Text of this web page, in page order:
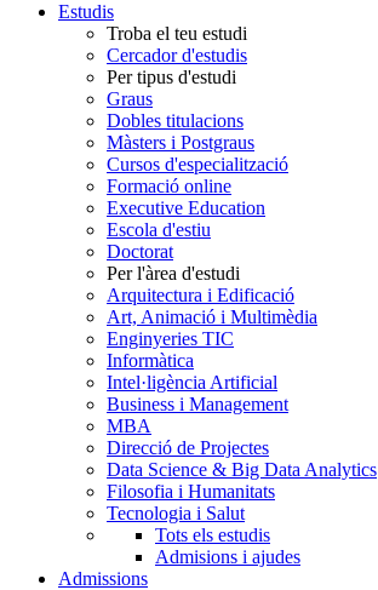
Estudis
Troba el teu estudi
Cercador d'estudis
Per tipus d'estudi
Graus
Dobles titulacions
Màsters i Postgraus
Cursos d'especialització
Formació online
Executive Education
Escola d'estiu
Doctorat
Per l'àrea d'estudi
Arquitectura i Edificació
Art, Animació i Multimèdia
Enginyeries TIC
Informàtica
Intel·ligència Artificial
Business i Management
MBA
Direcció de Projectes
Data Science & Big Data Analytics
Filosofia i Humanitats
Tecnologia i Salut
Tots els estudis
Admisions i ajudes
Admissions